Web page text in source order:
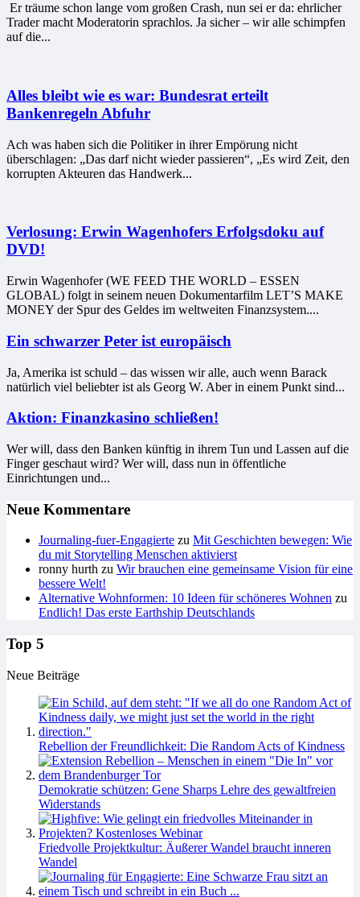
Er träume schon lange vom großen Crash, nun sei er da: ehrlicher
Trader macht Moderatorin sprachlos. Ja sicher – wir alle schimpfen
auf die...
Alles bleibt wie es war: Bundesrat erteilt
Bankenregeln Abfuhr
Ach was haben sich die Politiker in ihrer Empörung nicht
überschlagen: „Das darf nicht wieder passieren“, „Es wird Zeit, den
korrupten Akteuren das Handwerk...
Verlosung: Erwin Wagenhofers Erfolgsdoku auf
DVD!
Erwin Wagenhofer (WE FEED THE WORLD – ESSEN
GLOBAL) folgt in seinem neuen Dokumentarfilm LET’S MAKE
MONEY der Spur des Geldes im weltweiten Finanzsystem....
Ein schwarzer Peter ist europäisch
Ja, Amerika ist schuld – das wissen wir alle, auch wenn Barack
natürlich viel beliebter ist als Georg W. Aber in einem Punkt sind...
Aktion: Finanzkasino schließen!
Wer will, dass den Banken künftig in ihrem Tun und Lassen auf die
Finger geschaut wird? Wer will, dass nun in öffentliche
Einrichtungen und...
Neue Kommentare
Journaling-fuer-Engagierte zu Mit Geschichten bewegen: Wie
du mit Storytelling Menschen aktivierst
ronny hurth zu Wir brauchen eine gemeinsame Vision für eine
bessere Welt!
Alternative Wohnformen: 10 Ideen für schöneres Wohnen zu
Endlich! Das erste Earthship Deutschlands
Top 5
Neue Beiträge
Rebellion der Freundlichkeit: Die Random Acts of Kindness
Demokratie schützen: Gene Sharps Lehre des gewaltfreien
Widerstands
Friedvolle Projektkultur: Äußerer Wandel braucht inneren
Wandel